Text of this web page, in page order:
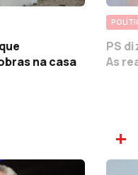
na casa
PS
As
+